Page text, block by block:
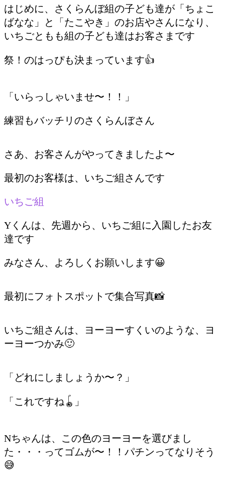
はじめに、さくらんぼ組の子ども達が「ちょこ
ばなな」と「たこやき」のお店やさんになり、
いちごともも組の子ども達はお客さまです
祭！のはっぴも決まっています👍
「いらっしゃいませ〜！！」
練習もバッチリのさくらんぼさん
さあ、お客さんがやってきましたよ〜
最初のお客様は、いちご組さんです
いちご組
Yくんは、先週から、いちご組に入園したお友
達です
みなさん、よろしくお願いします😀
最初にフォトスポットで集合写真📸
いちご組さんは、ヨーヨーすくいのような、ヨ
ーヨーつかみ🙂
「どれにしましょうか〜？」
「これですね🪀」
Nちゃんは、この色のヨーヨーを選びまし
た・・・ってゴムが〜！！パチンってなりそう
😅